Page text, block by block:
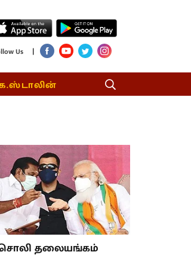
Us |
தலையங்கம்